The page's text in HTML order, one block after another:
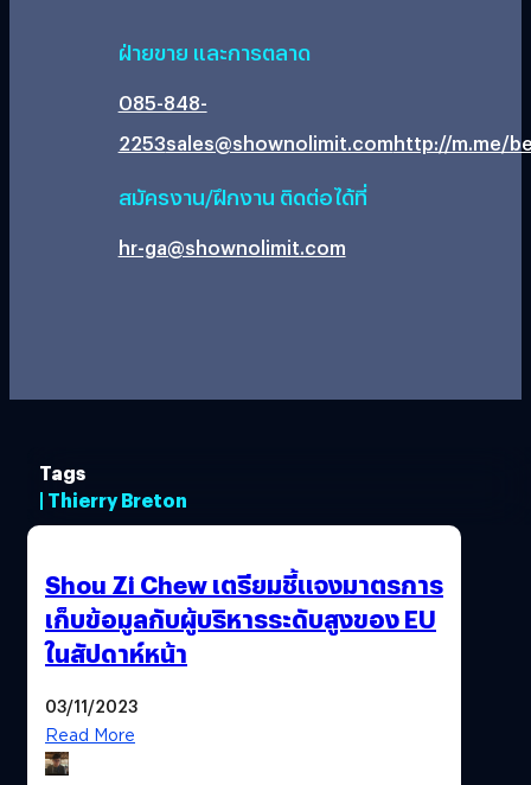
ฝ่ายขาย และการตลาด
085-848-
2253sales@shownolimit.comhttp://m.me/
สมัครงาน/ฝึกงาน ติดต่อได้ที่
hr-ga@shownolimit.com
Tags
| Thierry Breton
Shou Zi Chew เตรียมชี้แจงมาตรการ
เก็บข้อมูลกับผู้บริหารระดับสูงของ EU
ในสัปดาห์หน้า
03/11/2023
Read More